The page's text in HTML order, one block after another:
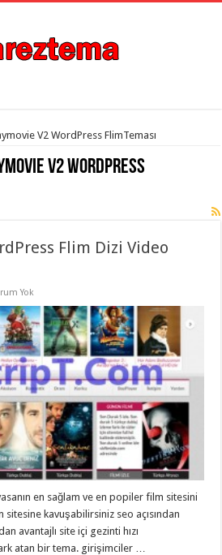
V2 WordPress FlimTeması
V2 WordPress
Flim Dizi Video
Yok
en sağlam ve en popiler film sitesini
sitesine kavuşabilirsiniz seo açısından
avantajlı site içi gezinti hızı
atan bir tema. girişimciler …